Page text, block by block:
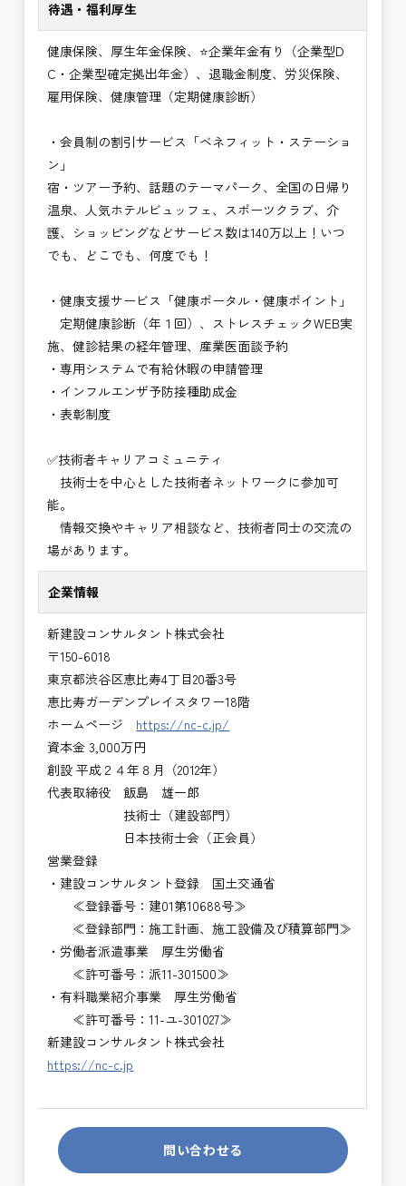
待遇・福利厚生
健康保険、厚生年金保険、⭐企業年金有り（企業型D
C・企業型確定拠出年金）、退職金制度、労災保険、
雇用保険、健康管理（定期健康診断）
・会員制の割引サービス「ベネフィット・ステーショ
ン」
宿・ツアー予約、話題のテーマパーク、全国の日帰り
温泉、人気ホテルビュッフェ、スポーツクラブ、介
護、ショッピングなどサービス数は140万以上！いつ
でも、どこでも、何度でも！
・健康支援サービス「健康ポータル・健康ポイント」
定期健康診断（年１回）、ストレスチェックWEB実
施、健診結果の経年管理、産業医面談予約
・専用システムで有給休暇の申請管理
・インフルエンザ予防接種助成⾦
・表彰制度
✅技術者キャリアコミュニティ
技術士を中心とした技術者ネットワークに参加可
能。
情報交換やキャリア相談など、技術者同士の交流の
場があります。
企業情報
新建設コンサルタント株式会社
〒150-6018
東京都渋谷区恵比寿4丁目20番3号
恵比寿ガーデンプレイスタワー18階
ホームページ https://nc-c.jp/
資本金 3,000万円
創設 平成２４年８月（2012年）
代表取締役 飯島 雄一郎
技術士（建設部門）
日本技術士会（正会員）
営業登録
・建設コンサルタント登録 国土交通省
≪登録番号：建01第10688号≫
≪登録部門：施工計画、施工設備及び積算部門≫
・労働者派遣事業 厚生労働省
≪許可番号：派11-301500≫
・有料職業紹介事業 厚生労働省
≪許可番号：11-ユ-301027≫
新建設コンサルタント株式会社
https://nc-c.jp
問い合わせる